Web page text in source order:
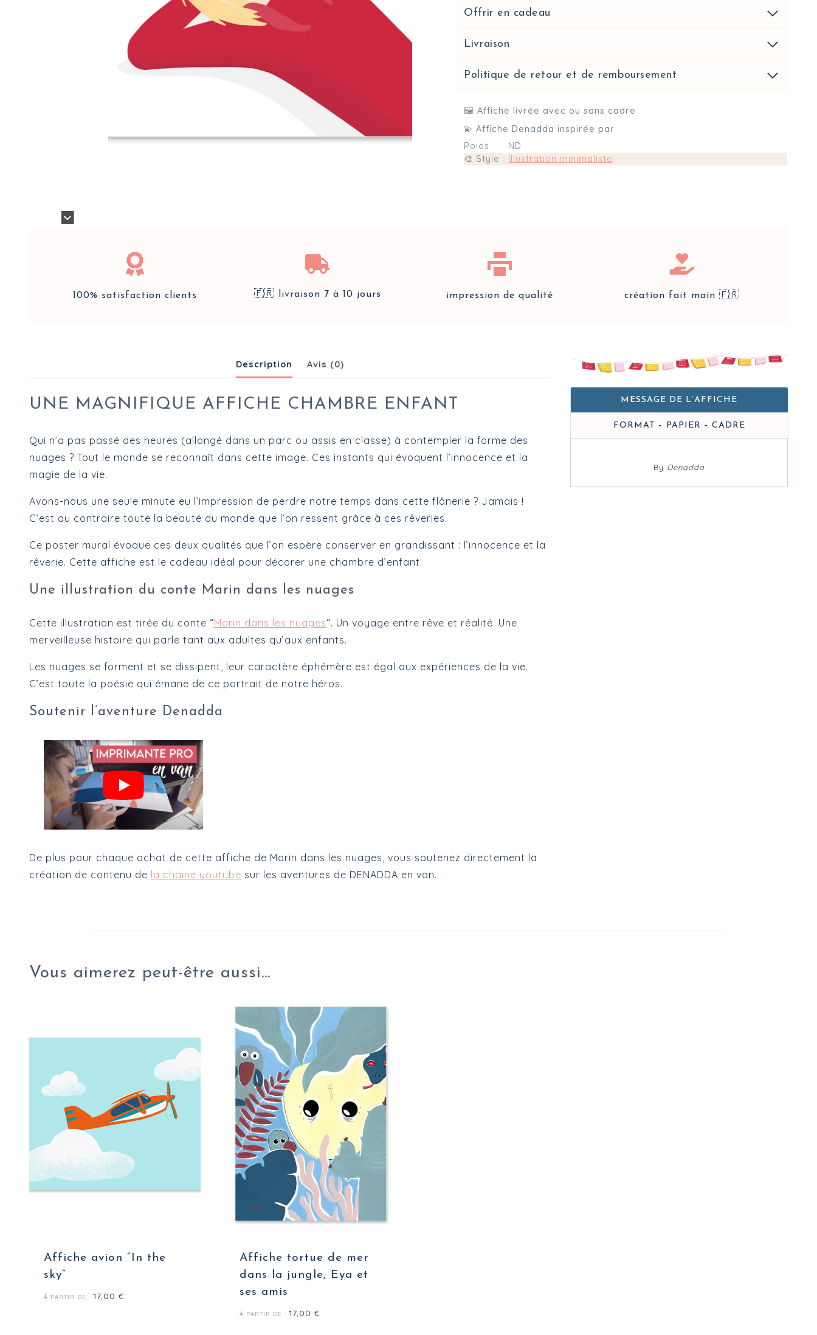
Offrir en cadeau
Livraison
Politique de retour et de remboursement
🖼️ Affiche livrée avec ou sans cadre
💫 Affiche Denadda inspirée par
Poids
ND
🎨 Style : Illustration minimaliste
100% satisfaction clients 🇫🇷 livraison 7 à 10 jours impression de qualité création fait main 🇫🇷
Description Avis (0)
UNE MAGNIFIQUE AFFICHE CHAMBRE ENFANT
Qui n’a pas passé des heures (allongé dans un parc ou assis en classe) à contempler la forme des
nuages ? Tout le monde se reconnaît dans cette image. Ces instants qui évoquent l’innocence et la
magie de la vie.
Avons-nous une seule minute eu l’impression de perdre notre temps dans cette flânerie ? Jamais !
C’est au contraire toute la beauté du monde que l’on ressent grâce à ces rêveries.
Ce poster mural évoque ces deux qualités que l’on espère conserver en grandissant : l’innocence et la
rêverie. Cette affiche est le cadeau idéal pour décorer une chambre d’enfant.
Une illustration du conte Marin dans les nuages
Cette illustration est tirée du conte “Marin dans les nuages“. Un voyage entre rêve et réalité. Une
merveilleuse histoire qui parle tant aux adultes qu’aux enfants.
Les nuages se forment et se dissipent, leur caractère éphémère est égal aux expériences de la vie.
C’est toute la poésie qui émane de ce portrait de notre héros.
Soutenir l’aventure Denadda
De plus pour chaque achat de cette affiche de Marin dans les nuages, vous soutenez directement la
création de contenu de la chaine youtube sur les aventures de DENADDA en van.
MESSAGE DE L’AFFICHE
FORMAT – PAPIER – CADRE
By Denadda
Vous aimerez peut-être aussi…
Affiche avion “In the
sky”
À PARTIR DE : 17,00 €
Affiche tortue de mer
dans la jungle, Eya et
ses amis
À PARTIR DE : 17,00 €